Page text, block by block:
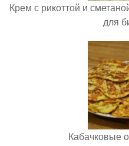
Крем с рикоттой и
для
Кабачковые